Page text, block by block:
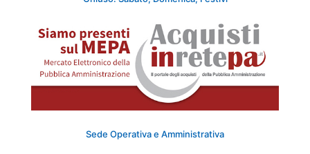
Sede Operativa e Amministrativa